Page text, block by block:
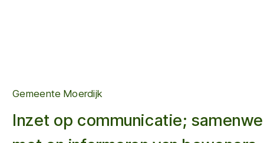
Gemeente Moerdijk
Inzet op communicatie;